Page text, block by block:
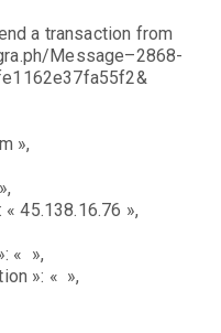
a transaction from
Message–2868-
»,
« 45.138.16.76 »,
« »,
»: « »,